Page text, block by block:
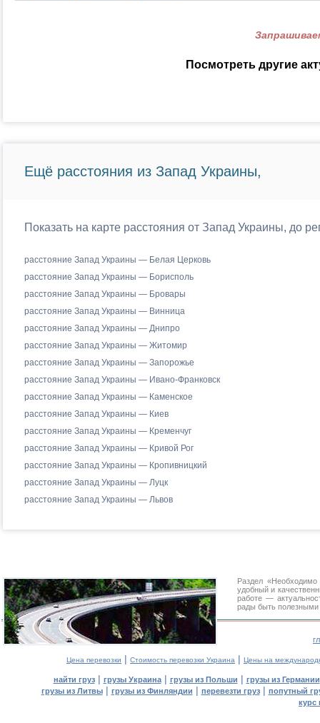
Посмотреть другие
Ещё расстояния из Запад Украины,
Показать на карте расстояния от Запад Украины, до
расстояние Запад Украины — Белая Церковь
расстояние Запад Украины — Борисполь
расстояние Запад Украины — Бровары
расстояние Запад Украины — Винница
расстояние Запад Украины — Днипро
расстояние Запад Украины — Житомир
расстояние Запад Украины — Запорожье
расстояние Запад Украины — Ивано-Франковск
расстояние Запад Украины — Каменское
расстояние Запад Украины — Киев
расстояние Запад Украины — Кременчуг
расстояние Запад Украины — Кривой Рог
расстояние Запад Украины — Кропивницкий
расстояние Запад Украины — Луцк
расстояние Запад Украины — Львов
Раздел
удобный и
работе —
рады быть полезными
Цена перевозки | Стоимость перевозки Украина | Цены на
найти груз| грузы Украина| грузы из Польши | грузы из Германии
грузы из Литвы| грузы из Финляндии | перевезти груз| попутный
курс